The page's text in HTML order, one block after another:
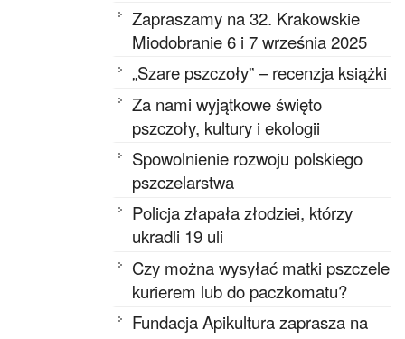
Zapraszamy na 32. Krakowskie
Miodobranie 6 i 7 września 2025
„Szare pszczoły” – recenzja książki
Za nami wyjątkowe święto
pszczoły, kultury i ekologii
Spowolnienie rozwoju polskiego
pszczelarstwa
Policja złapała złodziei, którzy
ukradli 19 uli
Czy można wysyłać matki pszczele
kurierem lub do paczkomatu?
Fundacja Apikultura zaprasza na